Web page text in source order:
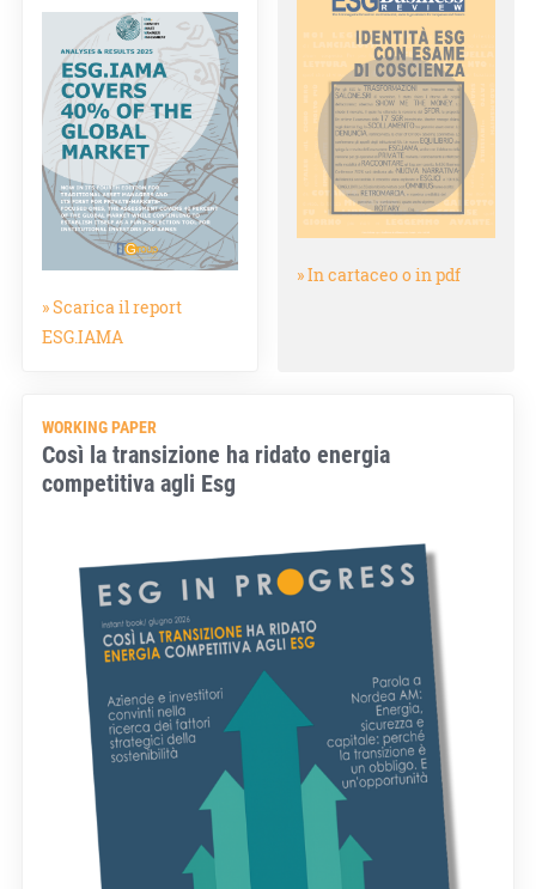
» Scarica il report
ESG.IAMA
» In cartaceo o in pdf
WORKING PAPER
Così la transizione ha ridato energia
competitiva agli Esg